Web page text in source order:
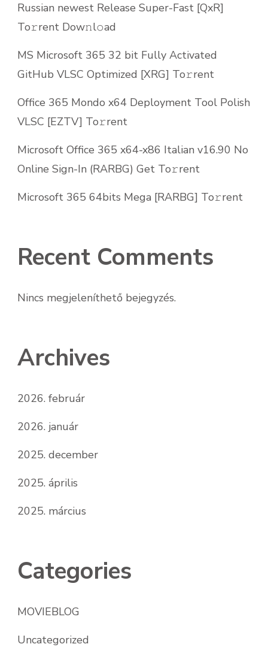
Russian newest Release Super-Fast [QxR]
To𝚛rent Dow𝚗l𝚘ad
MS Microsoft 365 32 bit Fully Activated
GitHub VLSC Optimized [XRG] To𝚛rent
Office 365 Mondo x64 Deployment Tool Polish
VLSC [EZTV] To𝚛rent
Microsoft Office 365 x64-x86 Italian v16.90 No
Online Sign-In (RARBG) Get To𝚛rent
Microsoft 365 64bits Mega [RARBG] To𝚛rent
Recent Comments
Nincs megjeleníthető bejegyzés.
Archives
2026. február
2026. január
2025. december
2025. április
2025. március
Categories
MOVIEBLOG
Uncategorized